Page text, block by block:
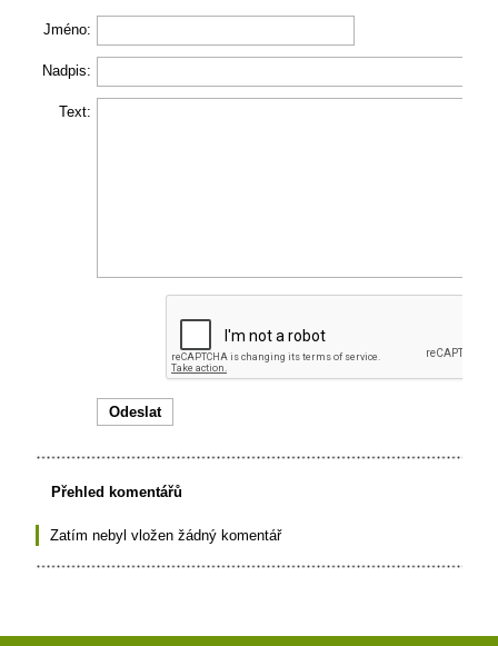
Jméno:
Nadpis:
Text:
Přehled komentářů
Zatím nebyl vložen žádný komentář